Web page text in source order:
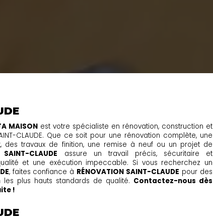
MAISON est votre spécialiste en rénovation, construction et
CLAUDE. Que ce soit pour une rénovation complète, une
des travaux de finition, une remise à neuf ou un projet de
CLAUDE assure un travail précis, sécuritaire et
et une exécution impeccable. Si vous recherchez un
, faites confiance à RÉNOVATION SAINT-CLAUDE pour des
plus hauts standards de qualité. Contactez-nous dès
!